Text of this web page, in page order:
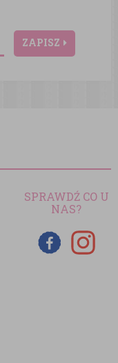
ZAPISZ
SPRAWDŹ CO U
NAS?